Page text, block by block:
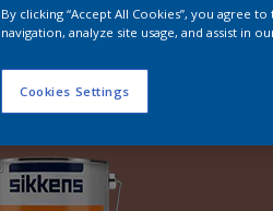
By clicking “Accept All Cookies”, you agree
navigation, analyze site usage, and assist in
Cookies Settings